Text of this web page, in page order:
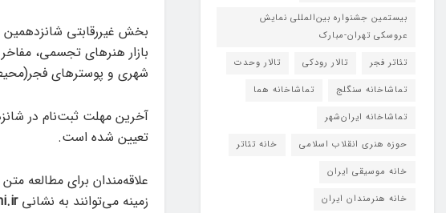
بازار هنرهای تجسمی،
شهری و پوسترهای
تعیین شده است.
علاقه‌مندان برای مطالعه
زمینه می‌توانند به نشانی
بیستمین جشنواره بین‌المللی نمایش
عروسکی تهران-مبارک
تئاتر فجر
تالار رودکی
تالار وحدت
تماشاخانه سنگلج
تماشاخانه هما
تماشاخانه‌ ایران‌شهر
حوزه هنری انقلاب اسلامی
خانه تئاتر
خانه موسیقی ایران
خانه هنرمندان ایران